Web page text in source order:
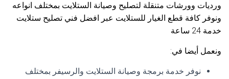
ورديات وورشات متنقلة لتصليح وصيانة الستلايت بمختلف انواعه
ونوفر كافة قطع الغيار للستلايت عبر افضل فني تصليح ستلايت
خدمة 24 ساعة
ونعمل أيضا في:
نوفر خدمة برمجة وصيانة الستلايت والرسيفر بمختلف